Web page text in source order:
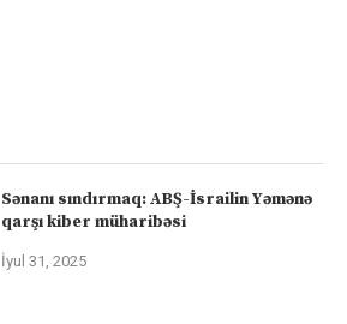
Sənanı sındırmaq: ABŞ-İsrailin Yəmənə
qarşı kiber müharibəsi
İyul 31, 2025